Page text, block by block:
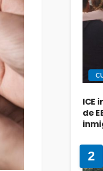
ICE
de
2